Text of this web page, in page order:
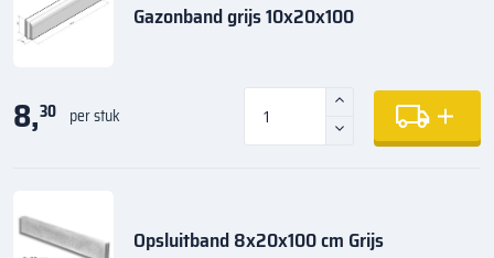
Gazonband grijs 10x20x100
8,30 per stuk
Opsluitband 8x20x100 cm Grijs